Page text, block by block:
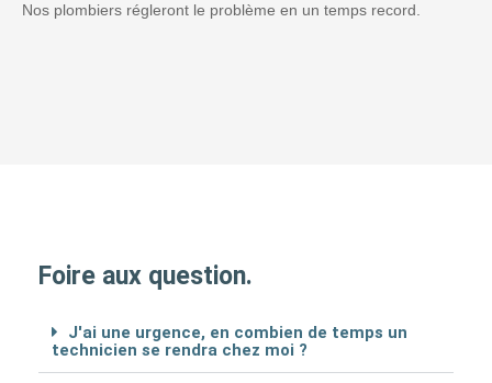
Nos plombiers régleront le problème en un temps record.
Foire aux question.
J'ai une urgence, en combien de temps un
technicien se rendra chez moi ?